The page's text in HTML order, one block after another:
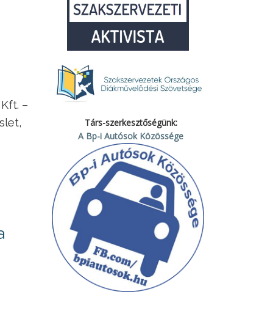
–
Társ-szerkesztőségünk:
A Bp-i Autósok Közössége